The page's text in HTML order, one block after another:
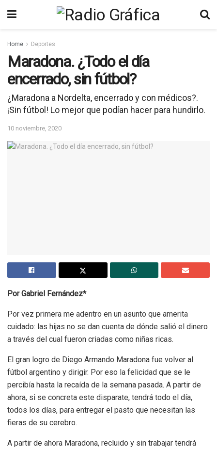
Home Deportes
Maradona. ¿Todo el día
encerrado, sin fútbol?
¿Maradona a Nordelta, encerrado y con médicos?.
¡Sin fútbol! Lo mejor que podían hacer para hundirlo.
10 noviembre, 2020
Por Gabriel Fernández*
Por vez primera me adentro en un asunto que amerita
cuidado: las hijas no se dan cuenta de dónde salió el dinero
a través del cual fueron criadas como niñas ricas.
El gran logro de Diego Armando Maradona fue volver al
fútbol argentino y dirigir. Por eso la felicidad que se le
percibía hasta la recaída de la semana pasada. A partir de
ahora, si se concreta este disparate, tendrá todo el día,
todos los días, para entregar el pasto que necesitan las
fieras de su cerebro.
A partir de ahora Maradona, recluido y sin trabajar tendrá